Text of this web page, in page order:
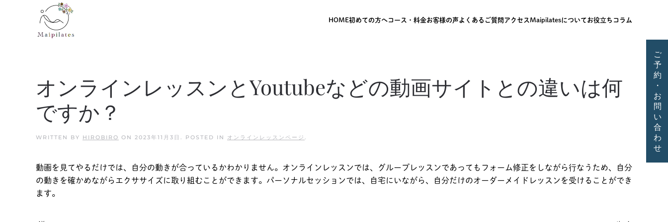
Skip to main content HOME初めての方へコース・料金お客様の声よくあるご質問アクセス Maipilatesについてお役立ちコラム
ご
予
約
・
お
問
い
合
わ
せ
オンラインレッスンとYoutubeなどの動画サイトとの違いは何
ですか？
WRITTEN BY HIROBIRO ON 2023年11月3日 . POSTED IN オンラインレッスンページ .
動画を見てやるだけでは、自分の動きが合っているかわかりません。オンラインレッスンでは、グループレッスンであってもフォーム修正をしながら行なうため、自分
の動きを確かめながらエクササイズに取り組むことができます。パーソナルセッションでは、自宅にいながら、自分だけのオーダーメイドレッスンを受けることができ
ます。